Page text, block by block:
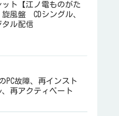
ット【江ノ電ものがた
旋風盤 CDシングル、
タル配信
のPC故障、再インスト
、再アクティベート